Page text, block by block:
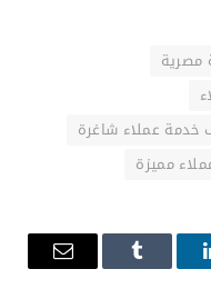
خدمة عملاء شاغرة
مميزة
Tumblr
البريد